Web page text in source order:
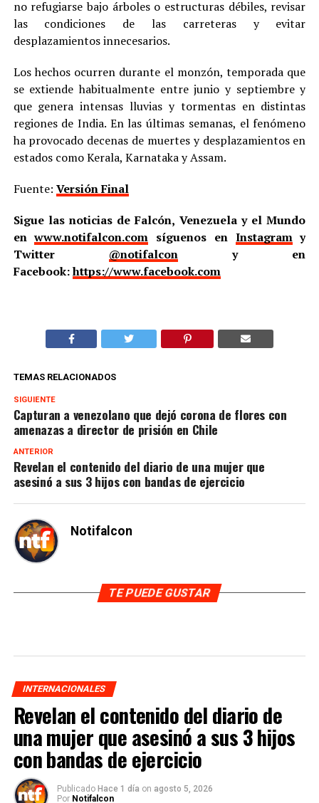
no refugiarse bajo árboles o estructuras débiles, revisar
las condiciones de las carreteras y evitar
desplazamientos innecesarios.
Los hechos ocurren durante el monzón, temporada que
se extiende habitualmente entre junio y septiembre y
que genera intensas lluvias y tormentas en distintas
regiones de India. En las últimas semanas, el fenómeno
ha provocado decenas de muertes y desplazamientos en
estados como Kerala, Karnataka y Assam.
Fuente: Versión Final
Sigue las noticias de Falcón, Venezuela y el Mundo
enwww.notifalcon.com síguenos en Instagramy
Twitter @notifalcony en
Facebook:https://www.facebook.com
TEMAS RELACIONADOS
SIGUIENTE
Capturan a venezolano que dejó corona de flores con
amenazas a director de prisión en Chile
ANTERIOR
Revelan el contenido del diario de una mujer que
asesinó a sus 3 hijos con bandas de ejercicio
Notifalcon
TE PUEDE GUSTAR
INTERNACIONALES
Revelan el contenido del diario de
una mujer que asesinó a sus 3 hijos
con bandas de ejercicio
Publicado Hace 1 día on agosto 5, 2026
Por Notifalcon